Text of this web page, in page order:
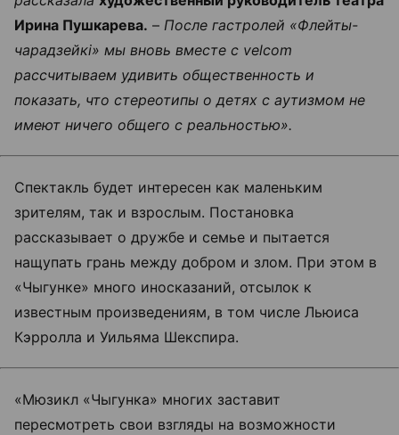
Ирина Пушкарева. – После гастролей «Флейты-
чарадзейкi» мы вновь вместе с velcom
рассчитываем удивить общественность и
показать, что стереотипы о детях с аутизмом не
имеют ничего общего с реальностью».
Спектакль будет интересен как маленьким
зрителям, так и взрослым. Постановка
рассказывает о дружбе и семье и пытается
нащупать грань между добром и злом. При этом в
«Чыгунке» много иносказаний, отсылок к
известным произведениям, в том числе Льюиса
Кэрролла и Уильяма Шекспира.
«Мюзикл «Чыгунка» многих заставит
пересмотреть свои взгляды на возможности